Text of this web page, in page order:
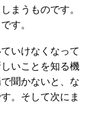
まうものです。
す。
いけなくなって
いことを知る機
聞かないと、な
。そして次にま